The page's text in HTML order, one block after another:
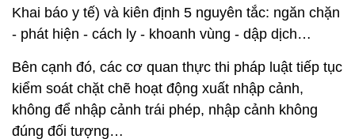
Khai báo y tế) và kiên định 5 nguyên tắc: ngăn chặn
- phát hiện - cách ly - khoanh vùng - dập dịch…
Bên cạnh đó, các cơ quan thực thi pháp luật tiếp tục
kiểm soát chặt chẽ hoạt động xuất nhập cảnh,
không để nhập cảnh trái phép, nhập cảnh không
đúng đối tượng…